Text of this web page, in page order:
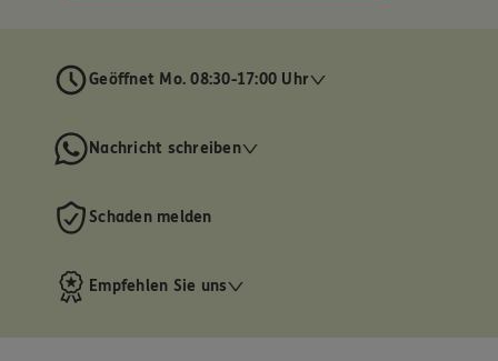
Geöffnet Mo. 08:30-17:00 Uhr
Nachricht schreiben
Schaden melden
Empfehlen Sie uns